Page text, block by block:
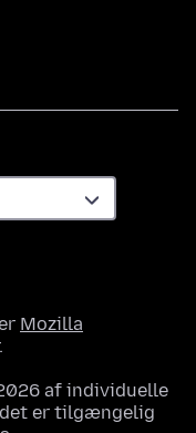
Mozilla
af individuelle
er tilgængelig